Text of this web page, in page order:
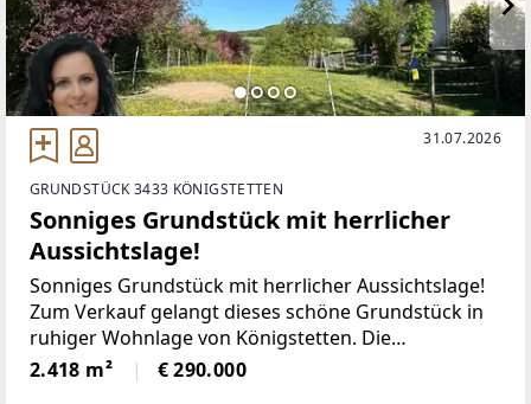
31.07.2026
GRUNDSTÜCK 3433 KÖNIGSTETTEN
Sonniges Grundstück mit herrlicher
Aussichtslage!
Sonniges Grundstück mit herrlicher Aussichtslage!
Zum Verkauf gelangt dieses schöne Grundstück in
ruhiger Wohnlage von Königstetten. Die
Gesamtfläche von 2.418 m² bietet ca. 874 m²
Bauland, das sich als nahezu ebene Fläche für die
2.418 m² € 290.000